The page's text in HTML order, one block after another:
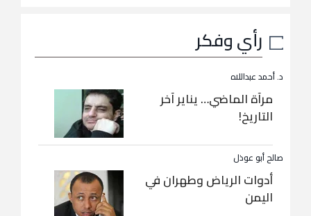
رأي وفكر
د. أحمد عبداللاه
مرآة الماضي… يناير آخر
التاريخ!
صالح أبو عوذل
أدوات الرياض وطهران في
اليمن